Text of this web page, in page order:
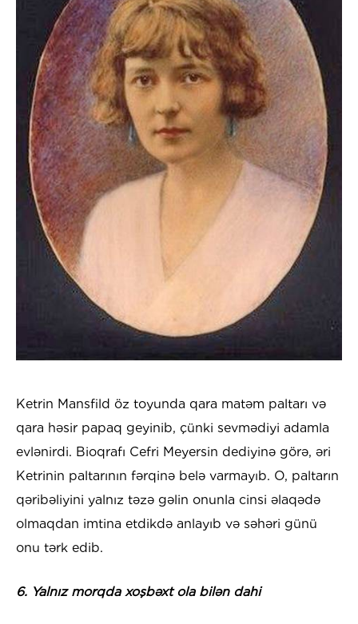
Ketrin Mansfild öz toyunda qara matəm paltarı və
qara həsir papaq geyinib, çünki sevmədiyi adamla
evlənirdi. Bioqrafı Cefri Meyersin dediyinə görə, əri
Ketrinin paltarının fərqinə belə varmayıb. O, paltarın
qəribəliyini yalnız təzə gəlin onunla cinsi əlaqədə
olmaqdan imtina etdikdə anlayıb və səhəri günü
onu tərk edib.
6. Yalnız morqda xoşbəxt ola bilən dahi